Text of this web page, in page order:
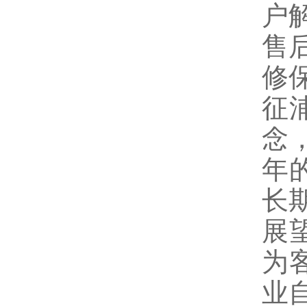
户
售
修
征
念
年
长
展
为
业